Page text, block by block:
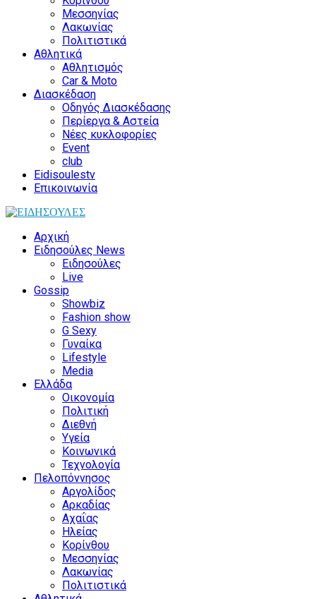
Μεσσηνίας
Λακωνίας
Πολιτιστικά
Αθλητικά
Αθλητισμός
Car & Moto
Διασκέδαση
Οδηγός Διασκέδασης
Περίεργα & Αστεία
Νέες κυκλοφορίες
Event
club
Eidisoulestv
Επικοινωνία
Αρχική
Ειδησούλες News
Ειδησούλες
Live
Gossip
Showbiz
Fashion show
G Sexy
Γυναίκα
Lifestyle
Media
Ελλάδα
Οικονομία
Πολιτική
Διεθνή
Υγεία
Κοινωνικά
Τεχνολογία
Πελοπόννησος
Αργολίδος
Αρκαδίας
Αχαΐας
Ηλείας
Κορίνθου
Μεσσηνίας
Λακωνίας
Πολιτιστικά